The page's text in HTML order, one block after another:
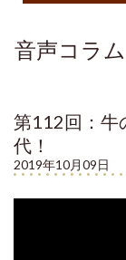
音声コラ
第112回：牛
代！
2019年10月09日